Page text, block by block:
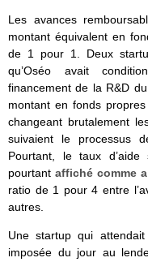
Les avances
montant équivalent en
de 1 pour 1. Deux
qu’Oséo avait
financement de la R&D
montant en fonds
changeant brutalement
suivaient le processus
Pourtant, le taux
pourtantaffiché comme
ratio de 1 pour 4 entre
autres.
Une startup qui
imposée du jour au